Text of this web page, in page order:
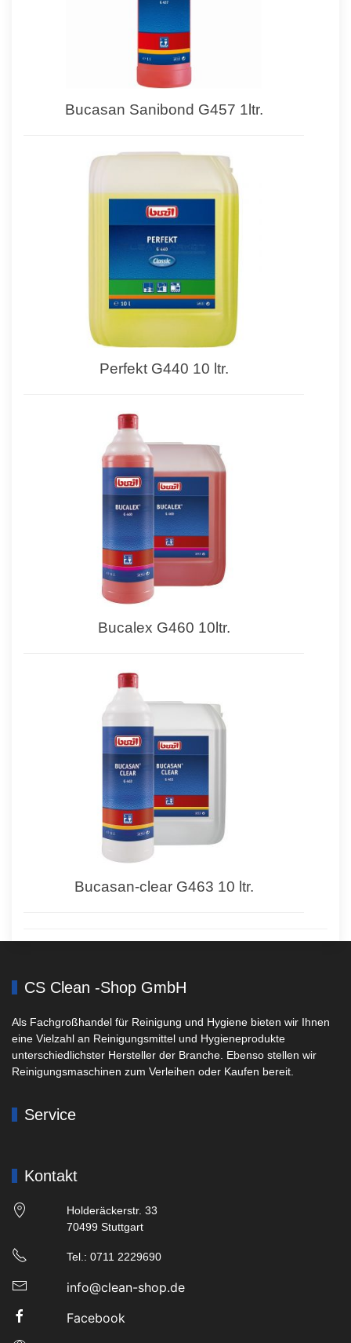
Bucasan Sanibond G457 1ltr.
Perfekt G440 10 ltr.
Bucalex G460 10ltr.
Bucasan-clear G463 10 ltr.
CS Clean -Shop GmbH
Als Fachgroßhandel für Reinigung und Hygiene bieten wir Ihnen
eine Vielzahl an Reinigungsmittel und Hygieneprodukte
unterschiedlichster Hersteller der Branche. Ebenso stellen wir
Reinigungsmaschinen zum Verleihen oder Kaufen bereit.
Service
Kontakt
Holderäckerstr. 33
70499 Stuttgart
Tel.: 0711 2229690
info@clean-shop.de
Facebook